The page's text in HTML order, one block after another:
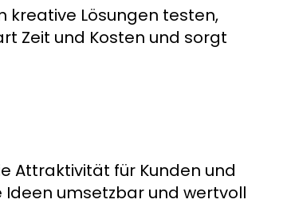
kreative Lösungen testen,
Zeit und Kosten und sorgt
Attraktivität für Kunden und
Ideen umsetzbar und wertvoll